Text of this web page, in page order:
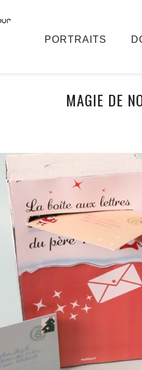
PORTRAITS
MAGIE DE